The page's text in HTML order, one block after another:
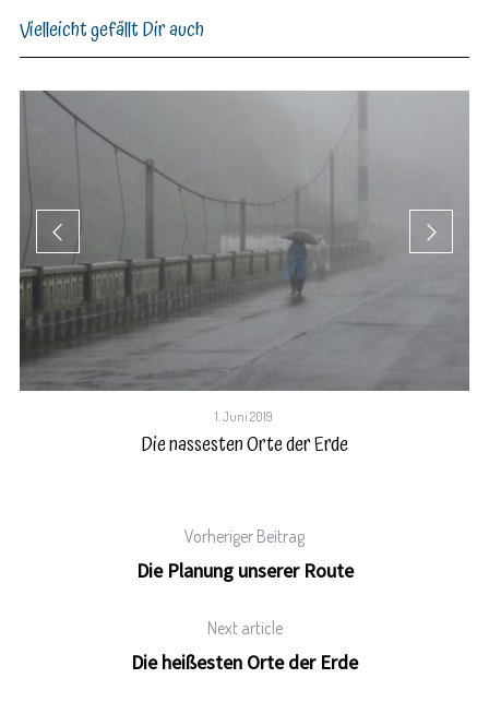
Vielleicht gefällt Dir auch
1. Juni 2019
Die nassesten Orte der Erde
Vorheriger Beitrag
Die Planung unserer Route
Next article
Die heißesten Orte der Erde